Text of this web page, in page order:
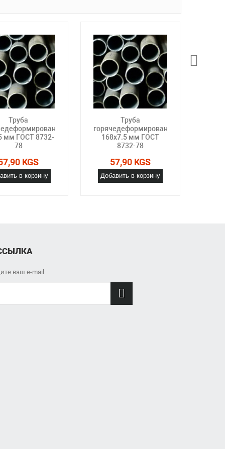
Труба
мм ГОСТ 8732-
78
KGS
в корзину
Труба
горячедеформированная
168х7.5 мм ГОСТ
8732-78
57,90 KGS
Добавить в корзину
ваш e-mail
